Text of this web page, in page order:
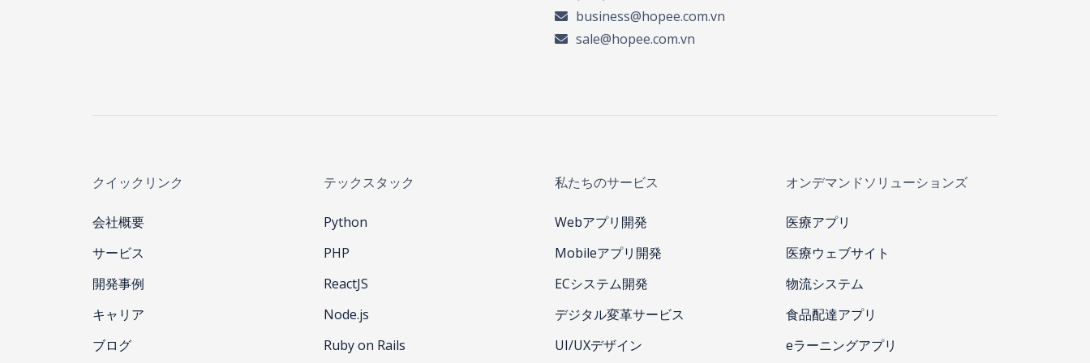
business@hopee.com.vn
sale@hopee.com.vn
クイックリンク
会社概要
サービス
開発事例
キャリア
ブログ
テックスタック
Python
PHP
ReactJS
Node.js
Ruby on Rails
私たちのサービス
Webアプリ開発
Mobileアプリ開発
ECシステム開発
デジタル変革サービス
UI/UXデザイン
オンデマンドソリューションズ
医療アプリ
医療ウェブサイト
物流システム
食品配達アプリ
eラーニングアプリ